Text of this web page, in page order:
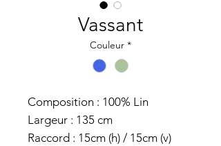
Vassant
Couleur *
Composition : 100% Lin
Largeur : 135 cm
Raccord : 15cm (h) / 15cm (v)